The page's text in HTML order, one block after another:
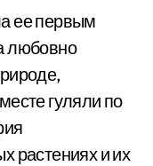
ее первым
любовно
гуляли по
растениях и их